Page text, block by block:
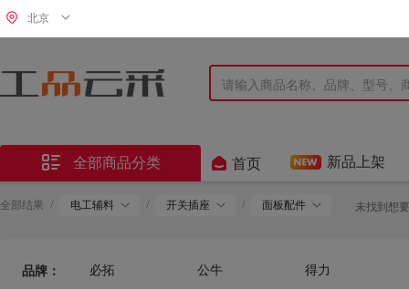
北京
 全部商品分类  首页 新品上架
全部结果 / 电工辅料 / 开关插座 / 面板配件 未找到想
品牌： 必拓 公牛
得力